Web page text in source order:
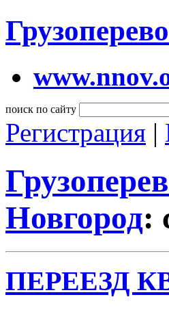
поиск по сайту
Регистрация |
Новгород:
ПЕРЕЕЗД